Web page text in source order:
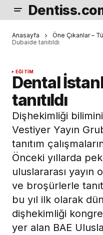
Anasayfa Öne Çıkanlar –
Dubaide tanıtıldı
EĞITIM
Dental
tanıtıldı
Dişhekimliği
Vestiyer Yayın
tanıtım
Önceki yıllarda
uluslararası yayın
ve broşürlerle
bu yıl ilk olarak
dişhekimliği
yer alan BAE